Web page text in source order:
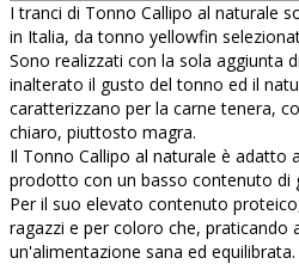
I tranci di Tonno Callipo al naturale
in Italia, da tonno yellowfin
Sono realizzati con la sola aggiunta
inalterato il gusto del tonno ed il
caratterizzano per la carne tenera,
chiaro, piuttosto magra.
Il Tonno Callipo al naturale è adatto
prodotto con un basso contenuto di
Per il suo elevato contenuto
ragazzi e per coloro che, praticando
un'alimentazione sana ed equilibrata.